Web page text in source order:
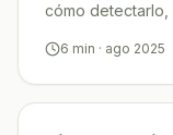
cómo
6 min · ago 2025